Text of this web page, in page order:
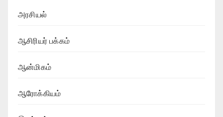
அரசியல்
ஆசிரியர் பக்கம்
ஆன்மிகம்
ஆரோக்கியம்